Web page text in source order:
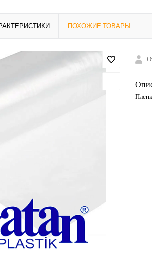
ПОХОЖИЕ ТОВАРЫ